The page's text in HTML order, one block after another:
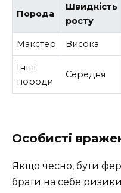
Порода
Швидкість
росту
Макстер Висока
Інші
породи
Середня
Особисті
Якщо чесно, бути
брати на себе